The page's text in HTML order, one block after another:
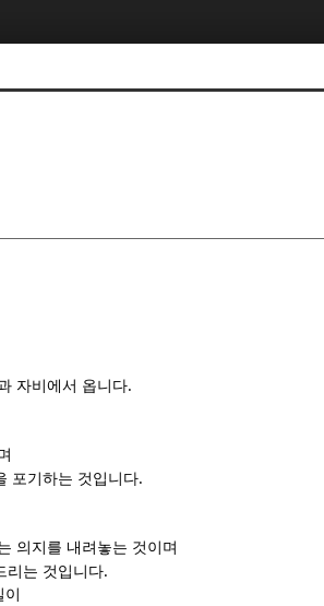
자비에서 옵니다.
포기하는 것입니다.
의지를 내려놓는 것이며
리는 것입니다.
5
5